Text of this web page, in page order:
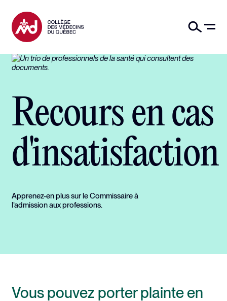
Recours en cas
d'insatisfaction
Apprenez-en plus sur le Commissaire à
l’admission aux professions.
Vous pouvez porter plainte en